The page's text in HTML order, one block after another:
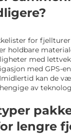
for
holdbare
med
med GPS-
kan de
av
lengre